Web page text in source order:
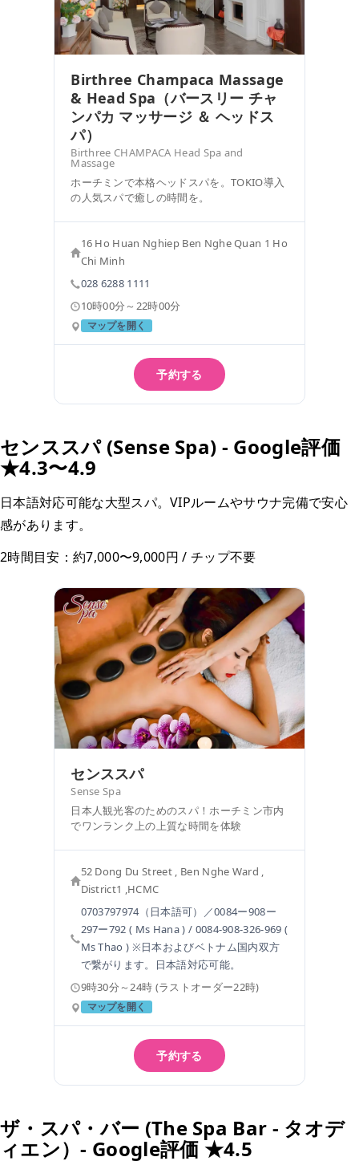
Birthree Champaca Massage
& Head Spa（バースリー チャ
ンパカ マッサージ ＆ ヘッドス
パ）
Birthree CHAMPACA Head Spa and
Massage
ホーチミンで本格ヘッドスパを。TOKIO導入
の人気スパで癒しの時間を。
16 Ho Huan Nghiep Ben Nghe Quan 1 Ho
Chi Minh
028 6288 1111
10時00分～22時00分
マップを開く
予約する
センススパ (Sense Spa) - Google評価
★4.3〜4.9
日本語対応可能な大型スパ。VIPルームやサウナ完備で安心
感があります。
2時間目安：約7,000〜9,000円 / チップ不要
センススパ
Sense Spa
日本人観光客のためのスパ！ホーチミン市内
でワンランク上の上質な時間を体験
52 Dong Du Street , Ben Nghe Ward ,
District1 ,HCMC
0703797974（日本語可）／0084ー908ー
297ー792 ( Ms Hana ) / 0084-908-326-969 (
Ms Thao ) ※日本およびベトナム国内双方
で繋がります。日本語対応可能。
9時30分～24時 (ラストオーダー22時)
マップを開く
予約する
ザ・スパ・バー (The Spa Bar - タオデ
ィエン）- Google評価 ★4.5